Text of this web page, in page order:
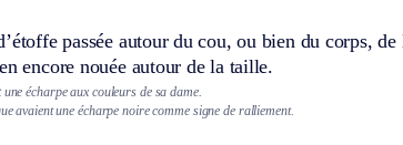
passée autour du cou, ou bien du corps,
encore nouée autour de la taille.
écharpe aux couleurs de sa dame.
avaient une écharpe noire comme signe de ralliement.